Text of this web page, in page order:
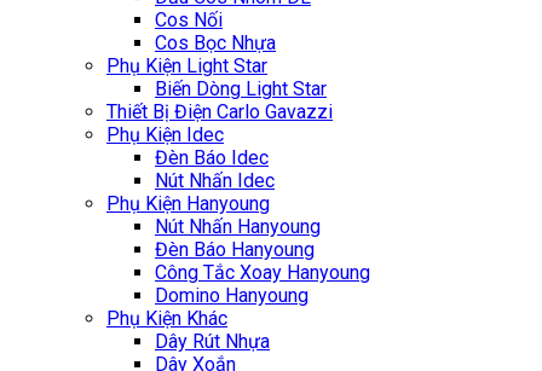
Cos Nối
Cos Bọc Nhựa
Phụ Kiện Light Star
Biến Dòng Light Star
Thiết Bị Điện Carlo Gavazzi
Phụ Kiện Idec
Đèn Báo Idec
Nút Nhấn Idec
Phụ Kiện Hanyoung
Nút Nhấn Hanyoung
Đèn Báo Hanyoung
Công Tắc Xoay Hanyoung
Domino Hanyoung
Phụ Kiện Khác
Dây Rút Nhựa
Dây Xoắn